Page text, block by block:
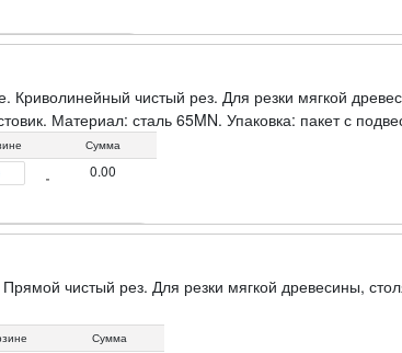
чистый рез. Для резки мягкой
Материал: сталь 65MN. Упаковка: пакет с
Сумма
0.00
чистый рез. Для резки мягкой древесины,
пакет с подвесом.
Сумма